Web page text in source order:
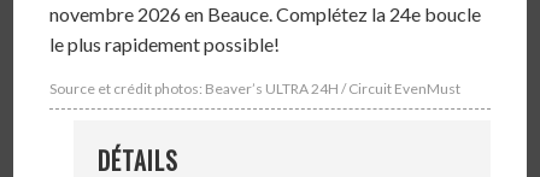
novembre 2026 en Beauce. Complétez la 24e boucle
le plus rapidement possible!
Source et crédit photos: Beaver’s ULTRA 24H /Circuit EvenMust
DÉTAILS